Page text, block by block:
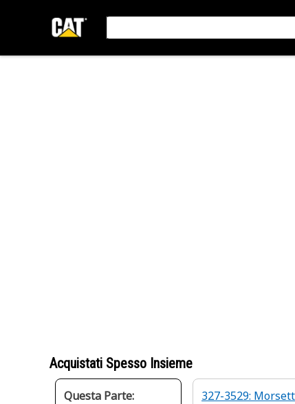
Acquistati Spesso Insieme
Questa Parte:
327-3529: